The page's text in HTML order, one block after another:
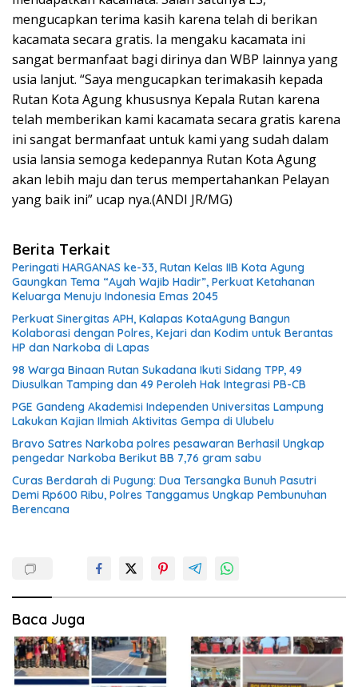
mengucapkan terima kasih karena telah di berikan
kacamata secara gratis. Ia mengaku kacamata ini
sangat bermanfaat bagi dirinya dan WBP lainnya yang
usia lanjut. “Saya mengucapkan terimakasih kepada
Rutan Kota Agung khususnya Kepala Rutan karena
telah memberikan kami kacamata secara gratis karena
ini sangat bermanfaat untuk kami yang sudah dalam
usia lansia semoga kedepannya Rutan Kota Agung
akan lebih maju dan terus mempertahankan Pelayan
yang baik ini” ucap nya.(ANDI JR/MG)
Berita Terkait
Peringati HARGANAS ke-33, Rutan Kelas IIB Kota Agung
Gaungkan Tema “Ayah Wajib Hadir”, Perkuat Ketahanan
Keluarga Menuju Indonesia Emas 2045
Perkuat Sinergitas APH, Kalapas KotaAgung Bangun
Kolaborasi dengan Polres, Kejari dan Kodim untuk Berantas
HP dan Narkoba di Lapas
98 Warga Binaan Rutan Sukadana Ikuti Sidang TPP, 49
Diusulkan Tamping dan 49 Peroleh Hak Integrasi PB-CB
PGE Gandeng Akademisi Independen Universitas Lampung
Lakukan Kajian Ilmiah Aktivitas Gempa di Ulubelu
Bravo Satres Narkoba polres pesawaran Berhasil Ungkap
pengedar Narkoba Berikut BB 7,76 gram sabu
Curas Berdarah di Pugung: Dua Tersangka Bunuh Pasutri
Demi Rp600 Ribu, Polres Tanggamus Ungkap Pembunuhan
Berencana
Baca Juga